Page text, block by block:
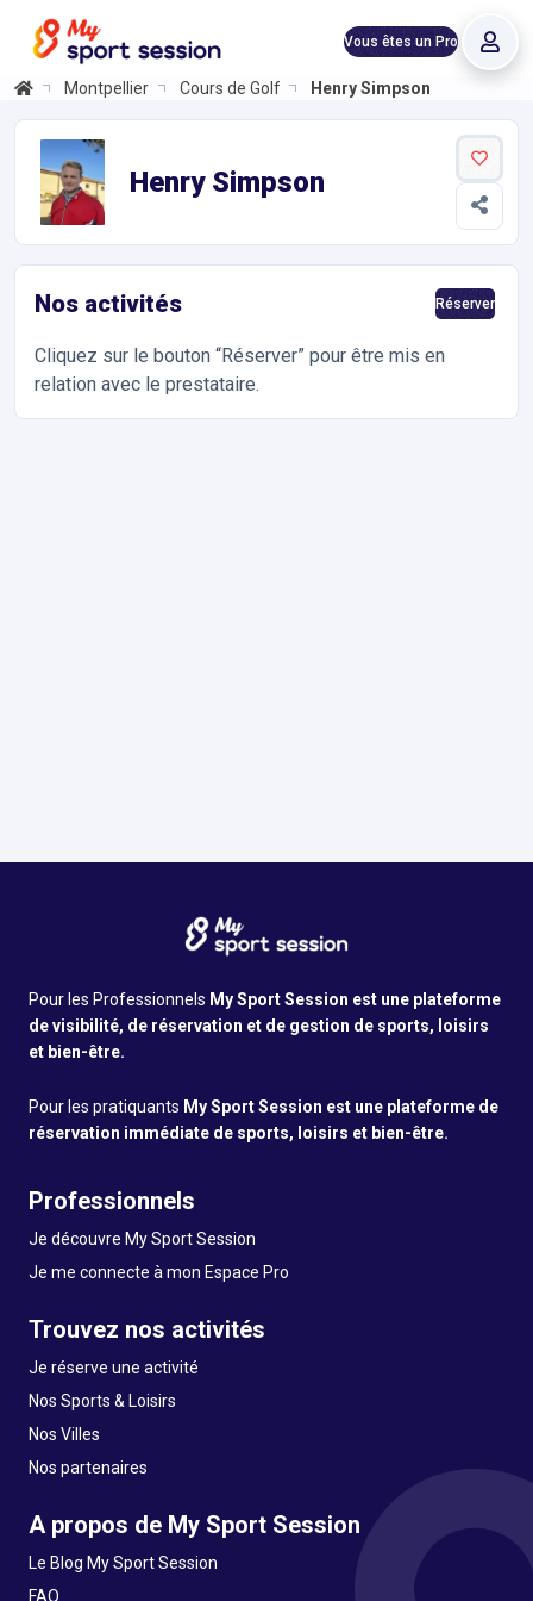
Vous êtes un Pro
Montpellier Cours de Golf Henry Simpson
Henry Simpson
Nos activités Réserver
Cliquez sur le bouton “Réserver” pour être mis en
relation avec le prestataire.
Pour les Professionnels My Sport Session est une plateforme
de visibilité, de réservation et de gestion de sports, loisirs
et bien-être.
Pour les pratiquants My Sport Session est une plateforme de
réservation immédiate de sports, loisirs et bien-être.
Professionnels
Je découvre My Sport Session
Je me connecte à mon Espace Pro
Trouvez nos activités
Je réserve une activité
Nos Sports & Loisirs
Nos Villes
Nos partenaires
A propos de My Sport Session
Le Blog My Sport Session
FAQ